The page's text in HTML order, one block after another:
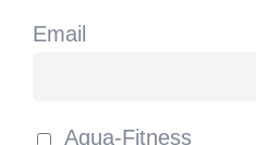
Email
Aqua-Fitness